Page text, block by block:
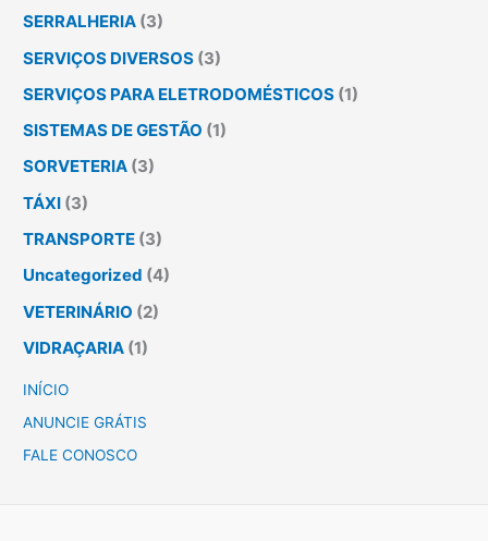
SERRALHERIA (3)
SERVIÇOS DIVERSOS (3)
SERVIÇOS PARA ELETRODOMÉSTICOS (1)
SISTEMAS DE GESTÃO (1)
SORVETERIA (3)
TÁXI (3)
TRANSPORTE (3)
Uncategorized (4)
VETERINÁRIO (2)
VIDRAÇARIA (1)
INÍCIO
ANUNCIE GRÁTIS
FALE CONOSCO